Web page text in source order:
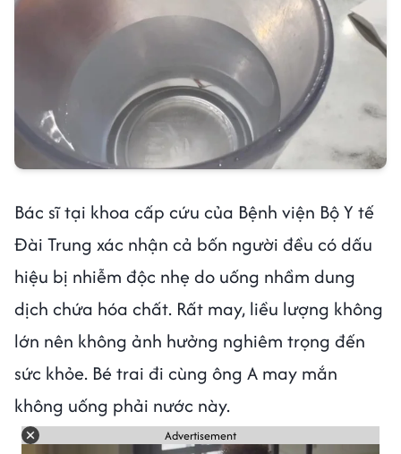
Bác sĩ tại khoa cấp cứu của Bệnh viện Bộ Y tế
Đài Trung xác nhận cả bốn người đều có dấu
hiệu bị nhiễm độc nhẹ do uống nhầm dung
dịch chứa hóa chất. Rất may, liều lượng không
lớn nên không ảnh hưởng nghiêm trọng đến
sức khỏe. Bé trai đi cùng ông A may mắn
không uống phải nước này.
Advertisement